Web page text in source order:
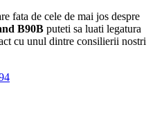
fata de cele de mai jos despre
B90B puteti sa luati legatura
cu unul dintre consilierii nostri